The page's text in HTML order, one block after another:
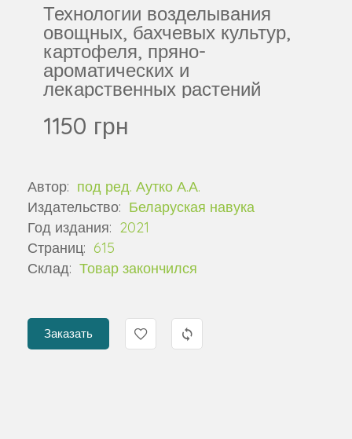
Технологии возделывания
овощных, бахчевых культур,
картофеля, пряно-
ароматических и
лекарственных растений
1150 грн
Автор: под ред. Аутко А.А.
Издательство: Беларуская навука
Год издания: 2021
Страниц: 615
Склад: Товар закончился
Заказать